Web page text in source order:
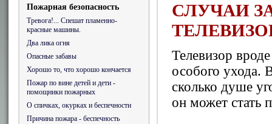
Пожарная безопасность
Тревога!... Спешат пламенно-
красные машины.
Два лика огня
Опасные забавы
Хорошо то, что хорошо кончается
Пожар по вине детей и дети -
помощники пожарных
О спичках, окурках и беспечности
Причина пожара - беспечность
СЛУЧАИ
Телевизор
особого ухода.
сколько душе
он может стать